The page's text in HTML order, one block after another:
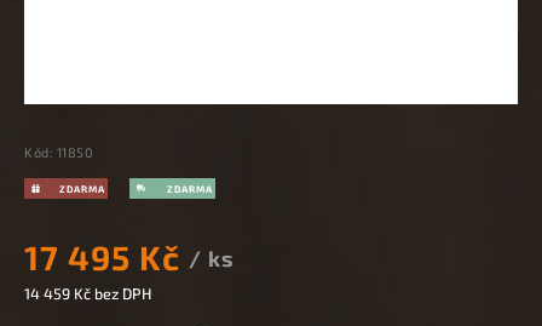
Kód: 11850
17 495 Kč / ks
14 459 Kč bez DPH